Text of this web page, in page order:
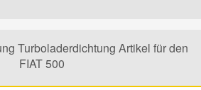
Turboladerdichtung Artikel für den
FIAT 500